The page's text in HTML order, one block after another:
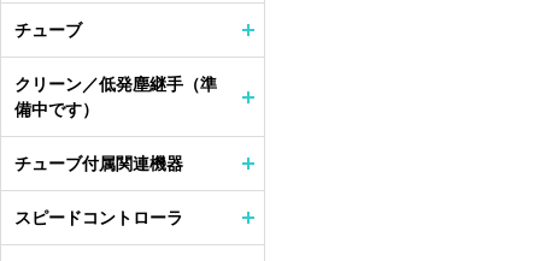
チューブ
クリーン／低発塵継手（準
備中です）
チューブ付属関連機器
スピードコントローラ